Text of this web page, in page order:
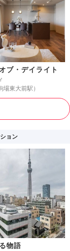
ブ・デイライト
場東大前駅）
ョン
物語